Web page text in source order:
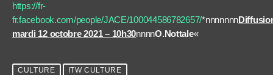
https://fr-
fr.facebook.com/people/JACE/100044586782657/*nnnnnnn
mardi 12 octobre 2021 – 10h30nnnnO.Nottale«
CULTURE ITW CULTURE